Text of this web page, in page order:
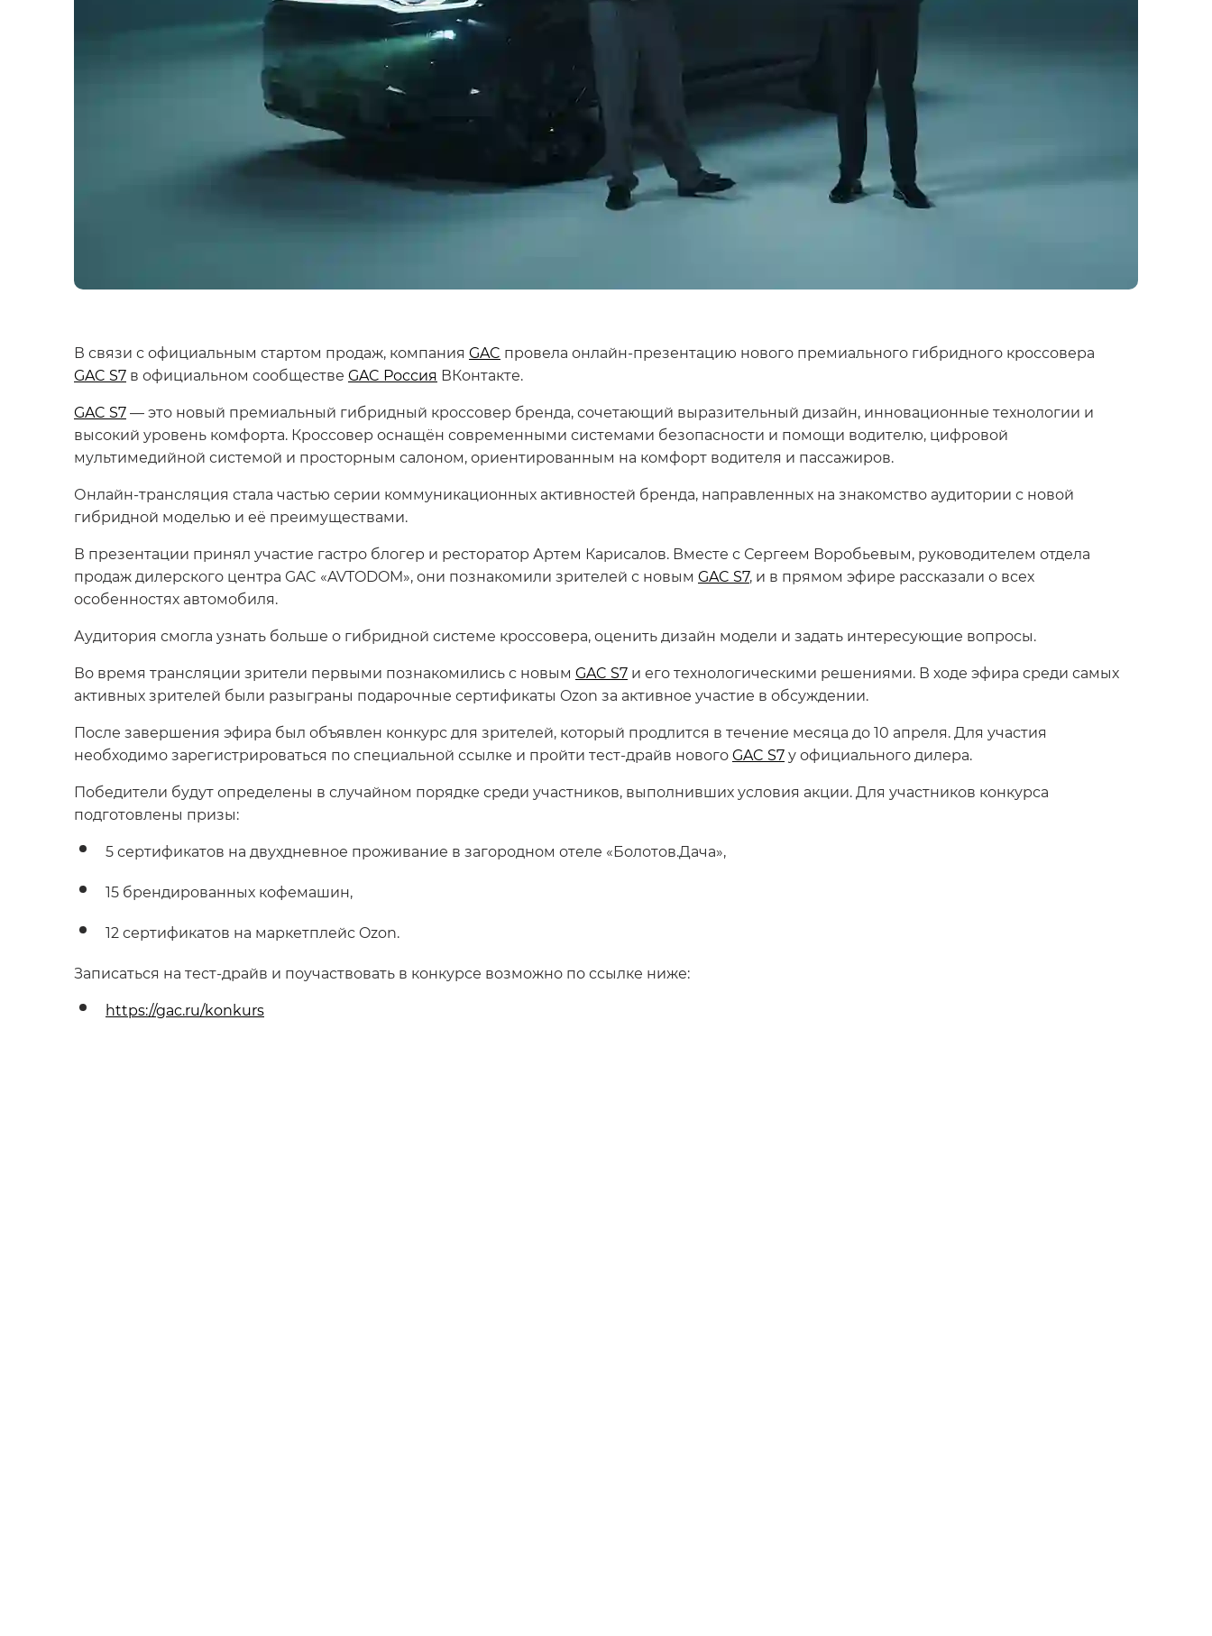
В связи с официальным стартом продаж, компания GAC провела онлайн-презентацию нового премиального гибридного кроссовера
GAC S7 в официальном сообществе GAC Россия ВКонтакте.
GAC S7— это новый премиальный гибридный кроссовер бренда, сочетающий выразительный дизайн, инновационные технологии и
высокий уровень комфорта. Кроссовер оснащён современными системами безопасности и помощи водителю, цифровой
мультимедийной системой и просторным салоном, ориентированным на комфорт водителя и пассажиров.
Онлайн-трансляция стала частью серии коммуникационных активностей бренда, направленных на знакомство аудитории с новой
гибридной моделью и её преимуществами.
В презентации принял участие гастро блогер и ресторатор Артем Карисалов. Вместе с Сергеем Воробьевым, руководителем отдела
продаж дилерского центра GAC «AVTODOM», они познакомили зрителей с новым GAC S7, и в прямом эфире рассказали о всех
особенностях автомобиля.
Аудитория смогла узнать больше о гибридной системе кроссовера, оценить дизайн модели и задать интересующие вопросы.
Во время трансляции зрители первыми познакомились с новым GAC S7 и его технологическими решениями. В ходе эфира среди самых
активных зрителей были разыграны подарочные сертификаты Ozon за активное участие в обсуждении.
После завершения эфира был объявлен конкурс для зрителей, который продлится в течение месяца до 10 апреля. Для участия
необходимо зарегистрироваться по специальной ссылке и пройти тест-драйв новогоGAC S7у официального дилера.
Победители будут определены в случайном порядке среди участников, выполнивших условия акции. Для участников конкурса
подготовлены призы:
5 сертификатов на двухдневное проживание в загородном отеле «Болотов.Дача»,
15 брендированных кофемашин,
12 сертификатов на маркетплейс Ozon.
Записаться на тест-драйв и поучаствовать в конкурсе возможно по ссылке ниже:
https://gac.ru/konkurs